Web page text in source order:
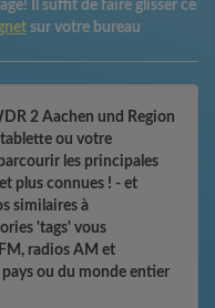
Il suffit de faire glisser ce
sur votre bureau
2 Aachen und Region
ou votre
les principales
plus connues ! - et
similaires à
'tags' vous
radios AM et
ou du monde entier